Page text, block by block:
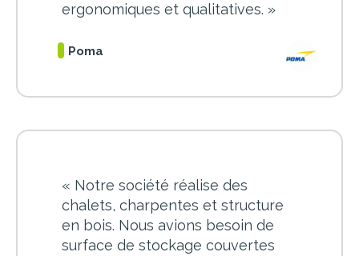
ergonomiques et qualitatives. »
Poma
« Notre société réalise des
chalets, charpentes et structure
en bois. Nous avions besoin de
surface de stockage couvertes